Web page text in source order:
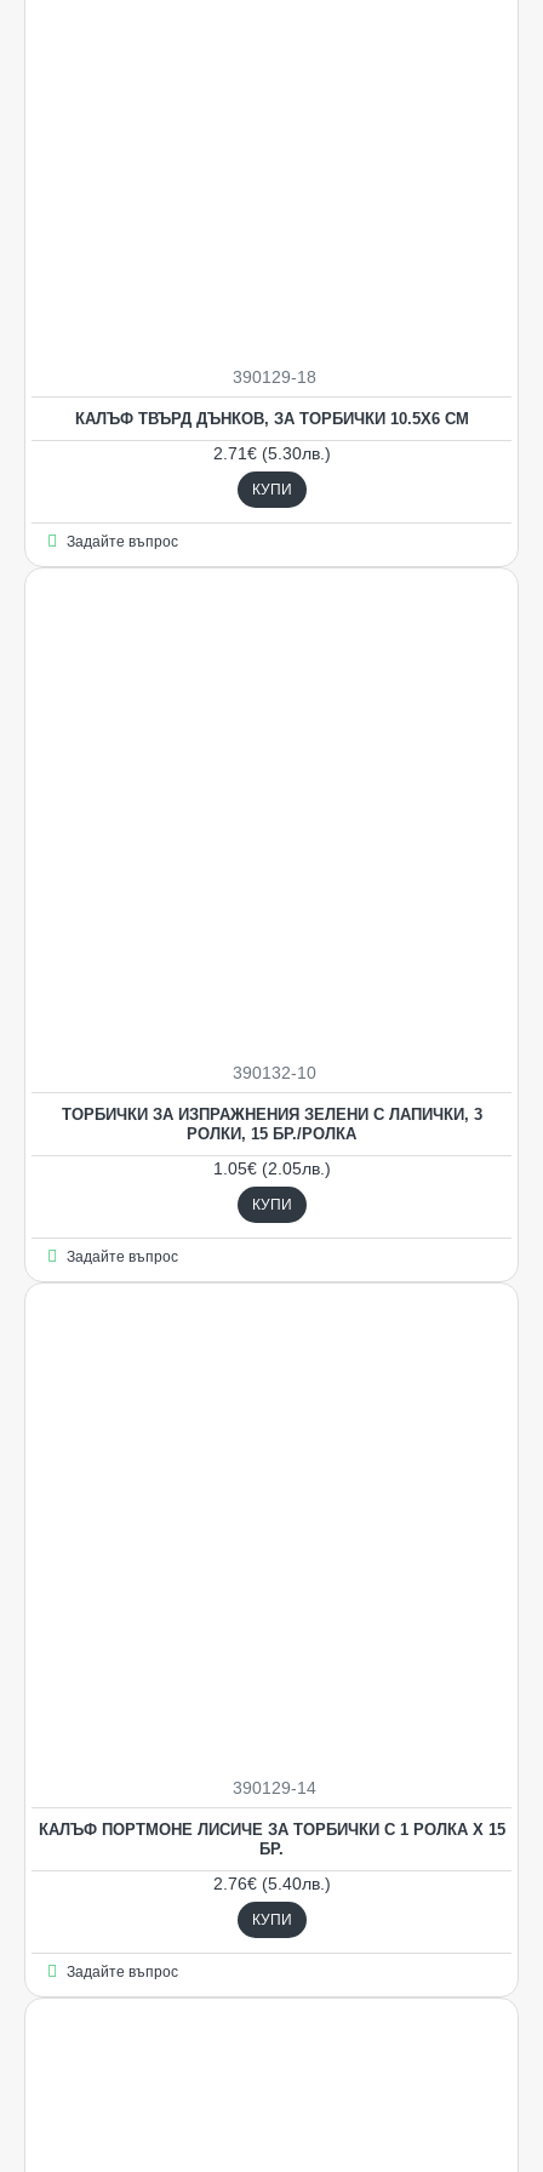
390129-18
КАЛЪФ ТВЪРД ДЪНКОВ, ЗА ТОРБИЧКИ 10.5Х6 СМ
2.71€ (5.30лв.)
КУПИ
Задайте въпрос
390132-10
ТОРБИЧКИ ЗА ИЗПРАЖНЕНИЯ ЗЕЛЕНИ С ЛАПИЧКИ, 3
РОЛКИ, 15 БР./РОЛКА
1.05€ (2.05лв.)
КУПИ
Задайте въпрос
390129-14
КАЛЪФ ПОРТМОНЕ ЛИСИЧЕ ЗА ТОРБИЧКИ С 1 РОЛКА Х 15
БР.
2.76€ (5.40лв.)
КУПИ
Задайте въпрос